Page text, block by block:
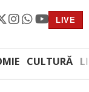
LIVE
CULTURĂ